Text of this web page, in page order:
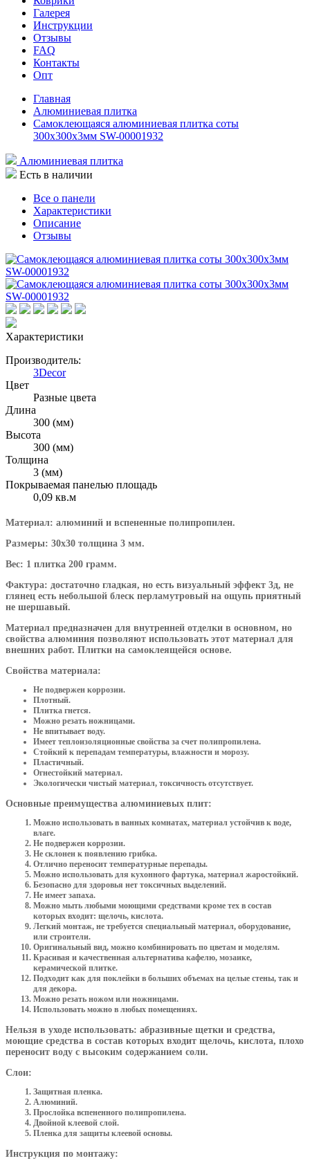
Галерея
Инструкции
Отзывы
FAQ
Контакты
Опт
Главная
Алюминиевая плитка
Самоклеющаяся алюминиевая плитка соты
300х300х3мм SW-00001932
Алюминиевая плитка
Есть в наличии
Все о панели
Характеристики
Описание
Отзывы
Характеристики
Производитель:
3Decor
Цвет
Разные цвета
Длина
300 (мм)
Высота
300 (мм)
Толщина
3 (мм)
Покрываемая панелью площадь
0,09 кв.м
Материал: алюминий и вспененные полипропилен.
Размеры: 30х30 толщина 3 мм.
Вес: 1 плитка 200 грамм.
Фактура: достаточно гладкая, но есть визуальный эффект 3д, не
глянец есть небольшой блеск перламутровый на ощупь приятный
не шершавый.
Материал предназначен для внутренней отделки в основном, но
свойства алюминия позволяют использовать этот материал для
внешних работ. Плитки на самоклеящейся основе.
Свойства материала:
Не подвержен коррозии.
Плотный.
Плитка гнется.
Можно резать ножницами.
Не впитывает воду.
Имеет теплоизоляционные свойства за счет полипропилена.
Стойкий к перепадам температуры, влажности и морозу.
Пластичный.
Огнестойкий материал.
Экологически чистый материал, токсичность отсутствует.
Основные преимущества алюминиевых плит:
Можно использовать в ванных комнатах, материал устойчив к воде,
влаге.
Не подвержен коррозии.
Не склонен к появлению грибка.
Отлично переносит температурные перепады.
Можно использовать для кухонного фартука, материал жаростойкий.
Безопасно для здоровья нет токсичных выделений.
Не имеет запаха.
Можно мыть любыми моющими средствами кроме тех в состав
которых входит: щелочь, кислота.
Легкий монтаж, не требуется специальный материал, оборудование,
или строители.
Оригинальный вид, можно комбинировать по цветам и моделям.
Красивая и качественная альтернатива кафелю, мозаике,
керамической плитке.
Подходит как для поклейки в больших объемах на целые стены, так и
для декора.
Можно резать ножом или ножницами.
Использовать можно в любых помещениях.
Нельзя в уходе использовать: абразивные щетки и средства,
моющие средства в состав которых входит щелочь, кислота, плохо
переносит воду с высоким содержанием соли.
Слои:
Защитная пленка.
Алюминий.
Прослойка вспененного полипропилена.
Двойной клеевой слой.
Пленка для защиты клеевой основы.
Инструкция по монтажу: